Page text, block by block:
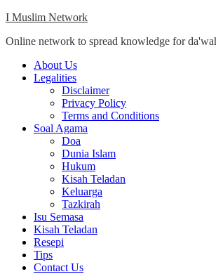
Skip
content
I Muslim Network
Online network to spread knowledge for
Close
Menu
About Us
Legalities
Disclaimer
Privacy Policy
Terms and Conditions
Soal Agama
Doa
Dunia Islam
Hukum
Kisah Teladan
Keluarga
Tazkirah
Isu Semasa
Kisah Teladan
Resepi
Tips
Contact Us